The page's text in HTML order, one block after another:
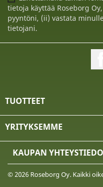
tietoja käyttää Roseborg
pyyntöni, (ii) vastata
tietojani.
TUOTTEET
YRITYKSEMME
KAUPAN
© 2026 Roseborg Oy. Kaikki